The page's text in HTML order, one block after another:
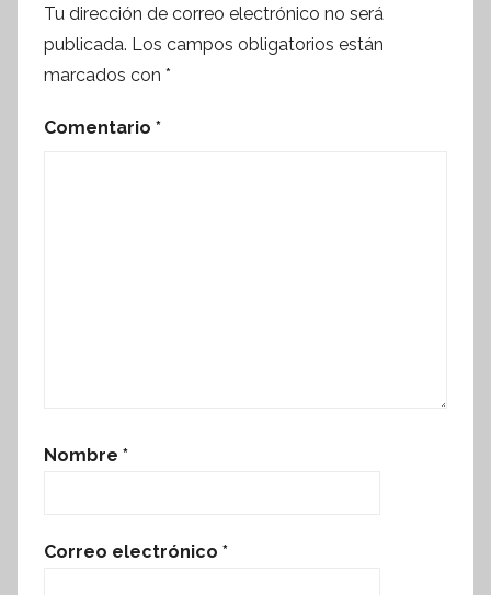
Tu dirección de correo electrónico no será
publicada. Los campos obligatorios están
marcados con *
Comentario *
Nombre *
Correo electrónico *